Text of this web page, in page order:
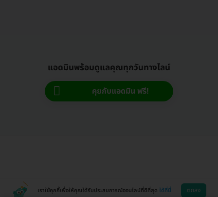
แอดมินพร้อมดูแลคุณทุกวันทางไลน์
คุยกับแอดมิน ฟรี!
เราใช้คุกกี้เพื่อให้คุณได้รับประสบการณ์ออนไลน์ที่ดีที่สุด ได้ที่นี่ ตกลง